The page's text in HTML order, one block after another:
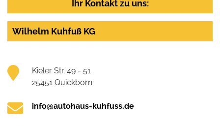
Ihr Kontakt zu uns:
Wilhelm Kuhfuß KG
Kieler Str. 49 - 51
25451 Quickborn
info@autohaus-kuhfuss.de